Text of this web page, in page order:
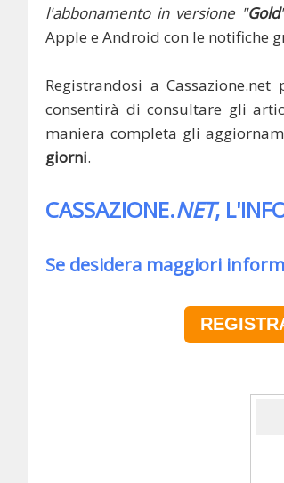
l'abbonamento in versione "Gold
Apple e Android con le notifiche
Registrandosi a
consentirà di consultare gli
maniera completa gli
giorni.
CASSAZIONE.NET,
Se desidera maggiori